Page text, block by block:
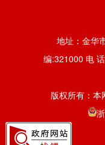
地址：金华
编:321000 电
版权所有：本